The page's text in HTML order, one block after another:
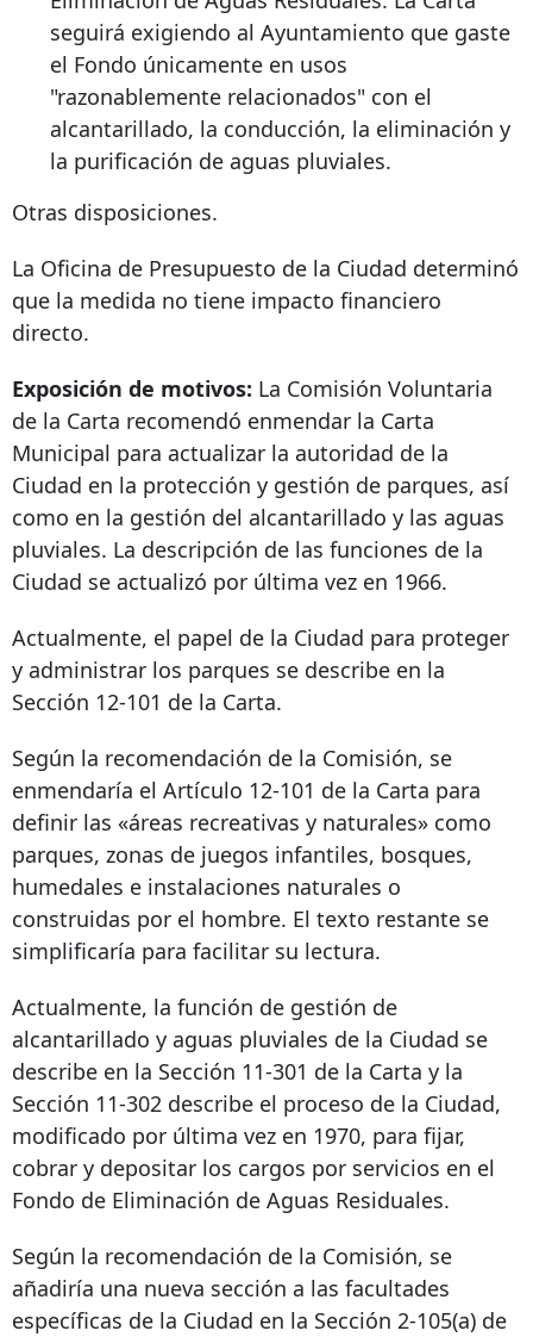
seguirá exigiendo al Ayuntamiento que gaste
el Fondo únicamente en usos
"razonablemente relacionados" con el
alcantarillado, la conducción, la eliminación y
la purificación de aguas pluviales.
Otras disposiciones.
La Oficina de Presupuesto de la Ciudad determinó
que la medida no tiene impacto financiero
directo.
Exposición de motivos: La Comisión Voluntaria
de la Carta recomendó enmendar la Carta
Municipal para actualizar la autoridad de la
Ciudad en la protección y gestión de parques, así
como en la gestión del alcantarillado y las aguas
pluviales. La descripción de las funciones de la
Ciudad se actualizó por última vez en 1966.
Actualmente, el papel de la Ciudad para proteger
y administrar los parques se describe en la
Sección 12-101 de la Carta.
Según la recomendación de la Comisión, se
enmendaría el Artículo 12-101 de la Carta para
definir las «áreas recreativas y naturales» como
parques, zonas de juegos infantiles, bosques,
humedales e instalaciones naturales o
construidas por el hombre. El texto restante se
simplificaría para facilitar su lectura.
Actualmente, la función de gestión de
alcantarillado y aguas pluviales de la Ciudad se
describe en la Sección 11-301 de la Carta y la
Sección 11-302 describe el proceso de la Ciudad,
modificado por última vez en 1970, para fijar,
cobrar y depositar los cargos por servicios en el
Fondo de Eliminación de Aguas Residuales.
Según la recomendación de la Comisión, se
añadiría una nueva sección a las facultades
específicas de la Ciudad en la Sección 2-105(a) de